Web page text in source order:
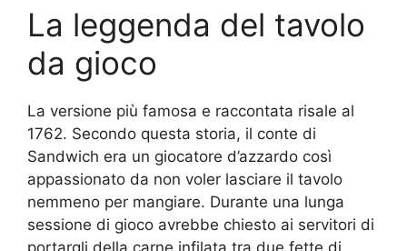
La leggenda del tavolo
da gioco
La versione più famosa e raccontata risale al
1762. Secondo questa storia, il conte di
Sandwich era un giocatore d’azzardo così
appassionato da non voler lasciare il tavolo
nemmeno per mangiare. Durante una lunga
sessione di gioco avrebbe chiesto ai servitori di
portargli della carne infilata tra due fette di